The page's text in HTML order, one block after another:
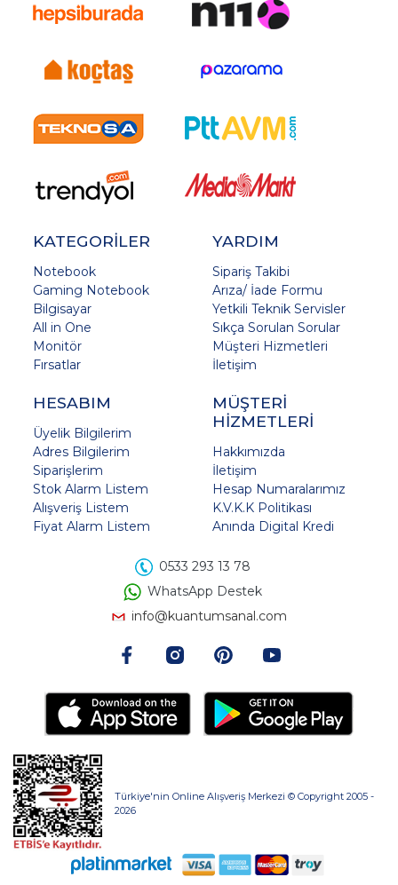
KATEGORİLER
Notebook
Gaming Notebook
Bilgisayar
All in One
Monitör
Fırsatlar
YARDIM
Sipariş Takibi
Arıza/ İade Formu
Yetkili Teknik Servisler
Sıkça Sorulan Sorular
Müşteri Hizmetleri
İletişim
HESABIM
Üyelik Bilgilerim
Adres Bilgilerim
Siparişlerim
Stok Alarm Listem
Alışveriş Listem
Fiyat Alarm Listem
MÜŞTERİ
HİZMETLERİ
Hakkımızda
İletişim
Hesap Numaralarımız
K.V.K.K Politikası
Anında Digital Kredi
0533 293 13 78
WhatsApp Destek
info@kuantumsanal.com
Türkiye'nin Online Alışveriş Merkezi © Copyright 2005 -
2026